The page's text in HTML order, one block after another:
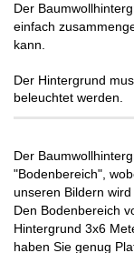
Der
einfach
kann.
Der Hintergrund
beleuchtet werden.
Der
"Bodenbereich",
unseren Bildern
Den Bodenbereich
Hintergrund 3x6
haben Sie genug